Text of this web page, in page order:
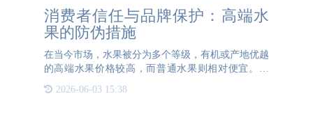
消费者信任与品牌保护：高端水
果的防伪措施
在当今市场，水果被分为多个等级，有机或产地优越
的高端水果价格较高，而普通水果则相对便宜。然
而，消费者普遍担心的是，普通水果是否会被冒充为
高端水果高价出售。这种现象确实时有发生，不仅损
2026-06-03 15:38